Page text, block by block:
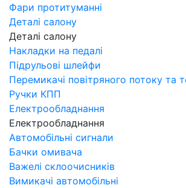
Фари протитуманні
Деталі салону
Деталі салону
Накладки на педалі
Підрульові шлейфи
Перемикачі повітряного потоку та
Ручки КПП
Електрообладнання
Електрообладнання
Автомобільні сигнали
Бачки омивача
Важелі склоочисників
Вимикачі автомобільні